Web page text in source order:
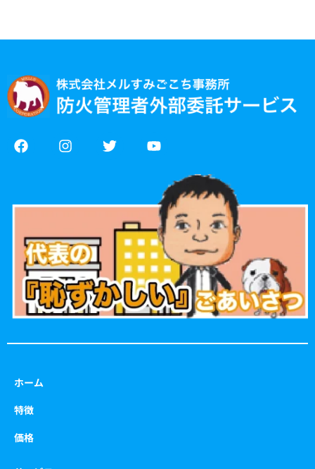
F
a
o
k
I
n
g
a
m
T
w
e
Y
o
u
b
e
ホーム
特徴
価格